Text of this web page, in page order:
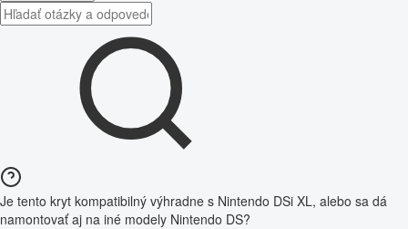
Je tento kryt kompatibilný výhradne s Nintendo DSi XL, alebo sa dá
namontovať aj na iné modely Nintendo DS?